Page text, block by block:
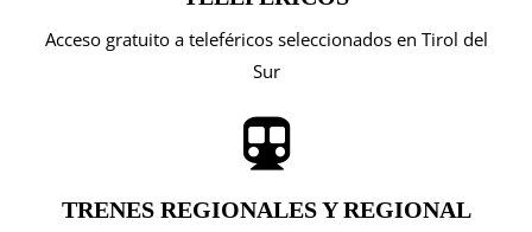
Acceso gratuito a teleféricos seleccionados en Tirol del
Sur
TRENES REGIONALES Y REGIONAL